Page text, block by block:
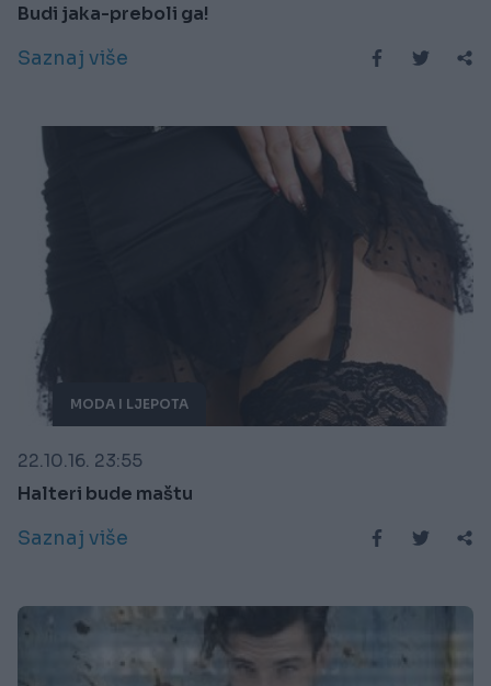
Budi jaka-preboli ga!
Saznaj više
MODA I LJEPOTA
22.10.16. 23:55
Halteri bude maštu
Saznaj više